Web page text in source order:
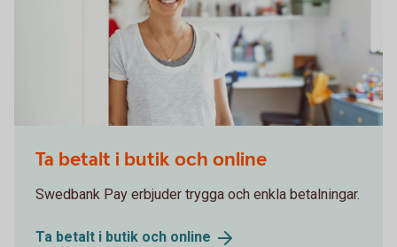
Ta betalt i butik och online
Swedbank Pay erbjuder trygga och enkla betalningar.
Ta betalt i butik och online